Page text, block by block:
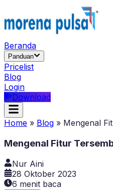
Beranda
Panduan
Pricelist
Blog
Login
Download
Home » Blog » Mengenal
Mengenal Fitur
Nur Aini
28 Oktober 2023
6 menit baca